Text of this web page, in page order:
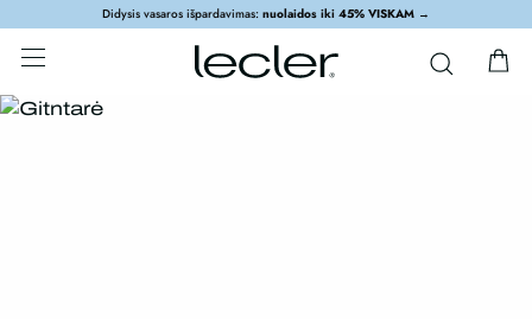
Didysis vasaros išpardavimas: nuolaidos iki 45% VISKAM →